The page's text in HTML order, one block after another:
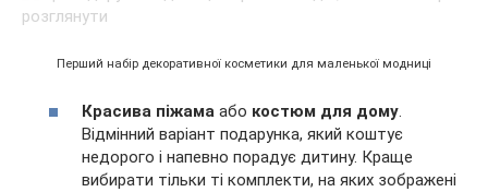
Перший набір декоративної косметики для маленької модниці
Красива піжама або костюм для дому
Відмінний варіант подарунка, який коштує
недорого і напевно порадує дитину. Краще
вибирати тільки ті комплекти, на яких зображені